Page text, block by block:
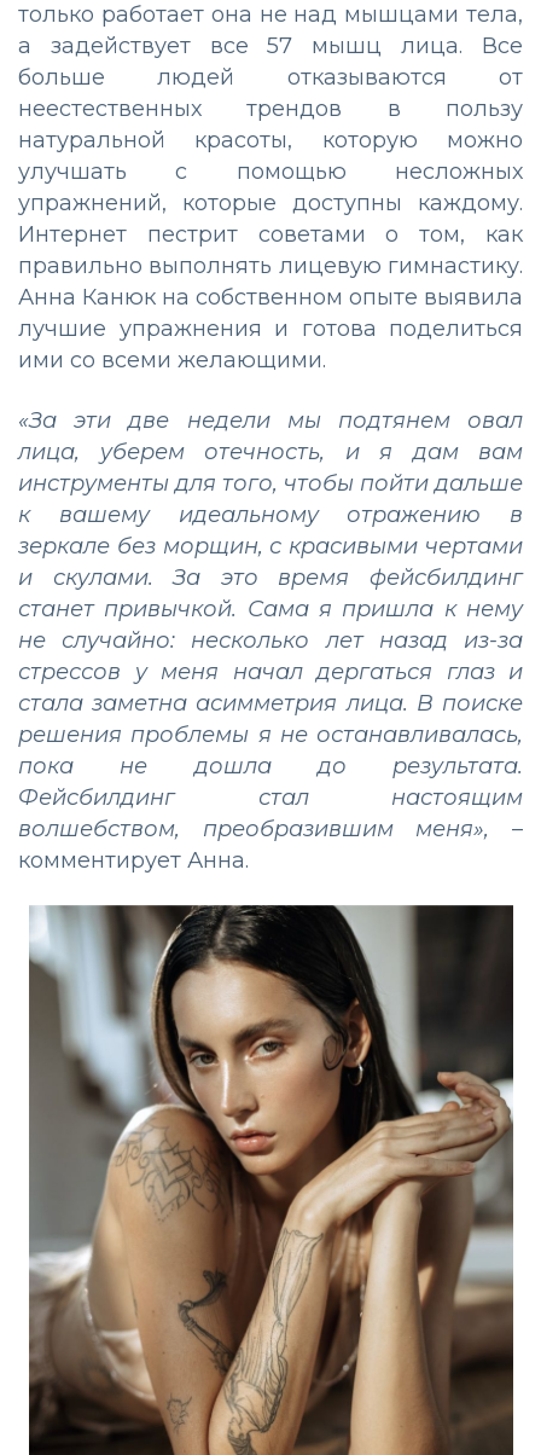
только работает она не над мышцами тела,
а задействует все 57 мышц лица. Все
больше людей отказываются от
неестественных трендов в пользу
натуральной красоты, которую можно
улучшать с помощью несложных
упражнений, которые доступны каждому.
Интернет пестрит советами о том, как
правильно выполнять лицевую гимнастику.
Анна Канюк на собственном опыте выявила
лучшие упражнения и готова поделиться
ими со всеми желающими.
«За эти две недели мы подтянем овал
лица, уберем отечность, и я дам вам
инструменты для того, чтобы пойти дальше
к вашему идеальному отражению в
зеркале без морщин, с красивыми чертами
и скулами. За это время фейсбилдинг
станет привычкой. Сама я пришла к нему
не случайно: несколько лет назад из-за
стрессов у меня начал дергаться глаз и
стала заметна асимметрия лица. В поиске
решения проблемы я не останавливалась,
пока не дошла до результата.
Фейсбилдинг стал настоящим
волшебством, преобразившим меня»,
–
комментирует Анна.